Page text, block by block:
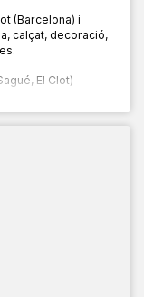
(Barcelona) i
calçat, decoració,
El Clot)